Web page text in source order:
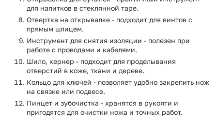
для напитков в стеклянной таре.
Отвертка на открывалке - подходит для винтов с
прямым шлицем.
Инструмент для снятия изоляции - полезен при
работе с проводами и кабелями.
Шило, кернер - подходит для проделывания
отверстий в коже, ткани и дереве.
Кольцо для ключей - позволяет удобно закрепить нож
на связке или подвесе.
Пинцет и зубочистка - хранятся в рукояти и
пригодятся для очистки ножа и точных работ.